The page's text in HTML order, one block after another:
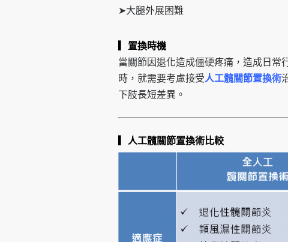
➤大腿外展困難
置換時機
當關節因退化造成僵硬疼痛，造成日常
時，就需要考慮接受人工髖關節置換術
下肢長短差異。
人工髖關節置換術比較